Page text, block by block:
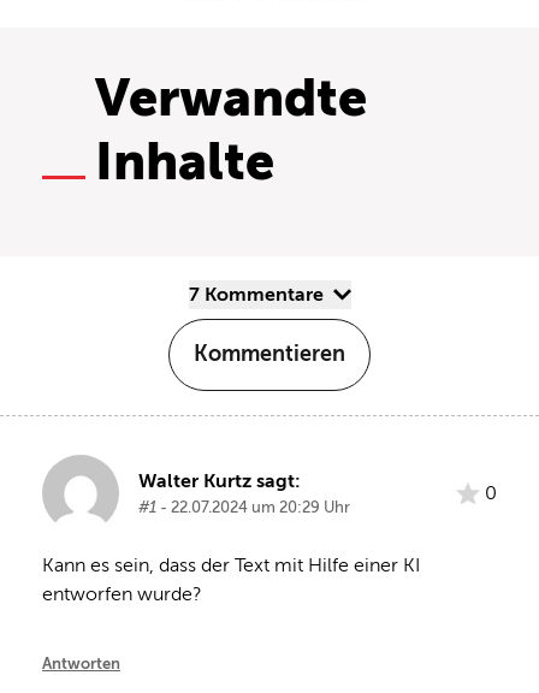
Verwandte
Inhalte
7 Kommentare
Kommentieren
Walter Kurtz sagt:
#1 - 22.07.2024 um 20:29 Uhr
0
Kann es sein, dass der Text mit Hilfe einer KI
entworfen wurde?
Antworten